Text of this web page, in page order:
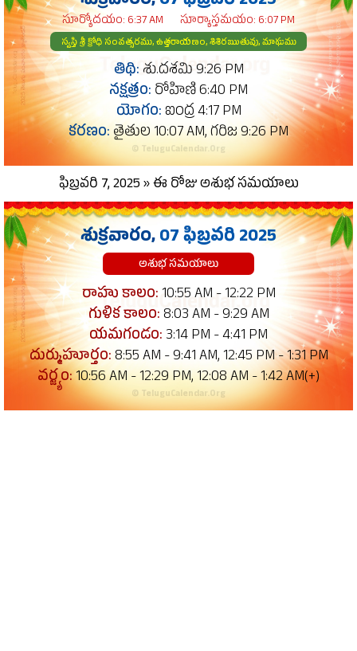
సూర్యోదయం: 6:37 AM సూర్యాస్తమయం: 6:07 PM
స్వస్తి శ్రీ క్రోధి సంవత్సరము, ఉత్తరాయణం, శిశిరఋతువు, మాఘము
తిథి: శు.దశమి 9:26 PM
నక్షత్రం: రోహిణి 6:40 PM
యోగం:ఐంద్ర 4:17 PM
కరణం:తైతుల 10:07 AM, గరిజ 9:26 PM
© TeluguCalendar.Org
ఫిబ్రవరి 7, 2025 » ఈ రోజు అశుభ సమయాలు
శుక్రవారం,07 ఫిబ్రవరి 2025
అశుభ సమయాలు
రాహు కాలం:10:55 AM - 12:22 PM
గుళిక కాలం:8:03 AM - 9:29 AM
యమగండం: 3:14 PM - 4:41 PM
దుర్ముహూర్తం:8:55 AM - 9:41 AM, 12:45 PM - 1:31 PM
వర్జ్యం:10:56 AM - 12:29 PM, 12:08 AM - 1:42 AM(+)
© TeluguCalendar.Org